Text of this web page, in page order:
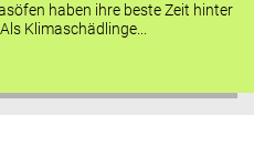
haben ihre beste Zeit hinter
Klimaschädlinge...